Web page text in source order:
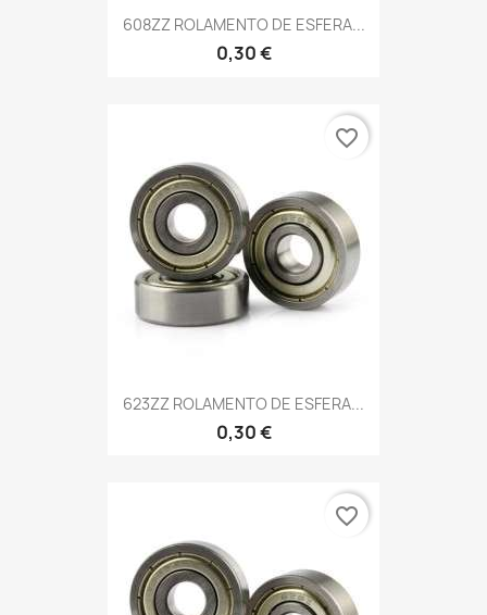
608ZZ ROLAMENTO DE ESFERA...
0,30 €
623ZZ ROLAMENTO DE ESFERA...
0,30 €
favorite_border
favorite_border